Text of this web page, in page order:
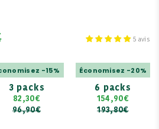
5 avis
3 packs
-15%
82,30€
96,90€
6 packs
Économisez -20%
154,90€
193,80€